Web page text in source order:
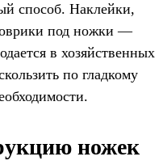
способ. Наклейки,
под ножки —
в хозяйственных
по гладкому
ножек